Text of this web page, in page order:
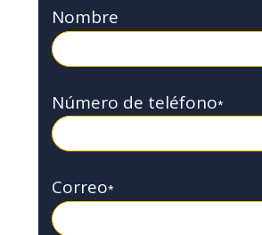
Nombre
Número de teléfono*
Correo*